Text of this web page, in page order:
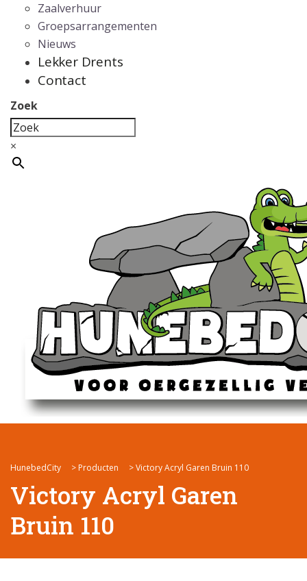
Zaalverhuur
Groepsarrangementen
Nieuws
Lekker Drents
Contact
Zoek
×
HunebedCity > Producten >Victory Acryl Garen Bruin 110
Victory Acryl Garen
Bruin 110